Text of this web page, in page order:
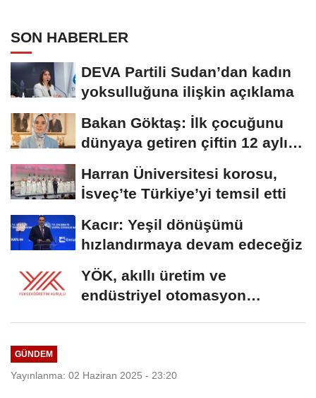
SON HABERLER
DEVA Partili Sudan’dan kadın
yoksulluğuna ilişkin açıklama
Bakan Göktaş: İlk çocuğunu
dünyaya getiren çiftin 12 aylık
taksitlerini...
Harran Üniversitesi korosu,
İsveç’te Türkiye’yi temsil etti
Kacır: Yeşil dönüşümü
hızlandırmaya devam edeceğiz
YÖK, akıllı üretim ve
endüstriyel otomasyon
GÜNDEM
Yayınlanma: 02 Haziran 2025 - 23:20